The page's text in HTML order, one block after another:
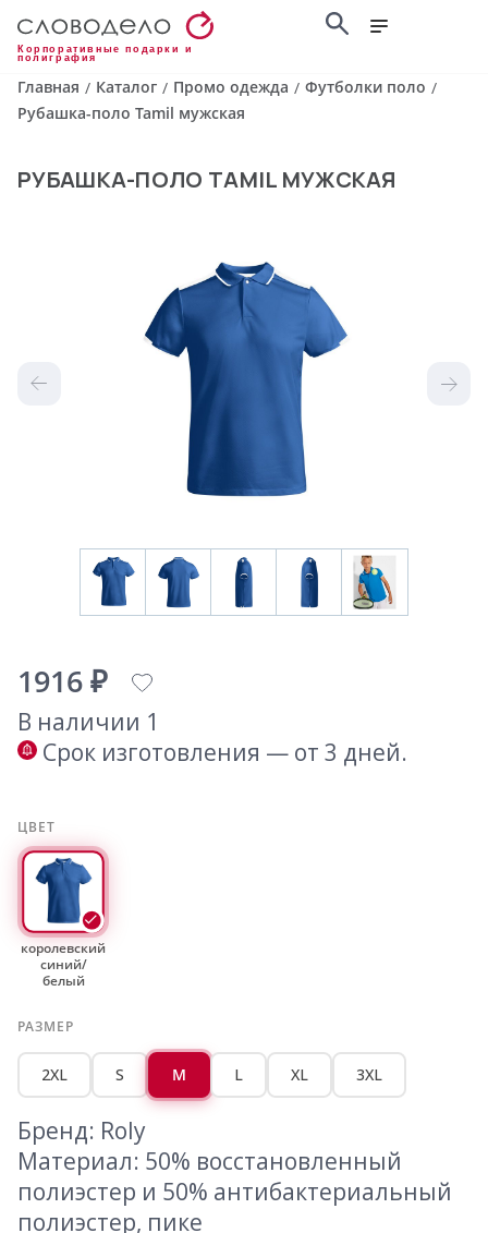
Корпоративные подарки и
полиграфия
Главная / Каталог / Промо одежда / Футболки поло /
Рубашка-поло Tamil мужская
РУБАШКА-ПОЛО TAMIL МУЖСКАЯ
1916 ₽
В наличии 1
Срок изготовления — от 3 дней.
ЦВЕТ
королевский
синий/
белый
РАЗМЕР
2XL S M L XL 3XL
Бренд: Roly
Материал: 50% восстановленный
полиэстер и 50% антибактериальный
полиэстер, пике